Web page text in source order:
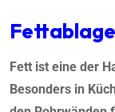
Fett ist eine der
Besonders in